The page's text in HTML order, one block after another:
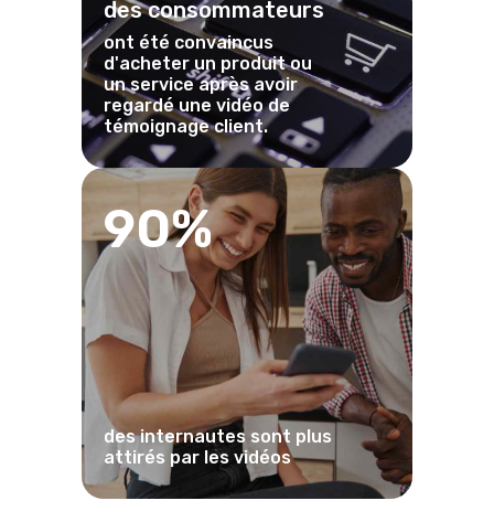
des consommateurs
ont été convaincus
d'acheter un produit ou
un service après avoir
regardé une vidéo de
témoignage client.
90%
des internautes sont plus
attirés par les vidéos